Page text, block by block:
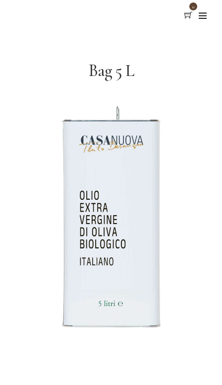
0
Bag 5 L